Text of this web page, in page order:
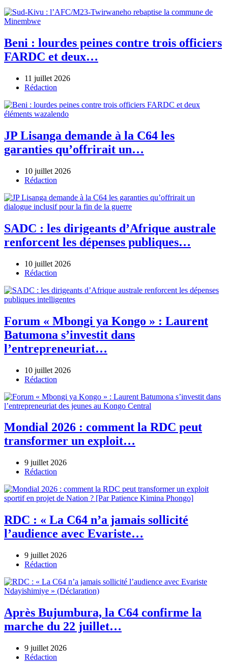
Beni : lourdes peines contre trois officiers
FARDC et deux…
11 juillet 2026
Author
Rédaction
JP Lisanga demande à la C64 les
garanties qu’offrirait un…
10 juillet 2026
Author
Rédaction
SADC : les dirigeants d’Afrique australe
renforcent les dépenses publiques…
10 juillet 2026
Author
Rédaction
Forum « Mbongi ya Kongo » : Laurent
Batumona s’investit dans
l’entrepreneuriat…
10 juillet 2026
Author
Rédaction
Mondial 2026 : comment la RDC peut
transformer un exploit…
9 juillet 2026
Author
Rédaction
RDC : « La C64 n’a jamais sollicité
l’audience avec Evariste…
9 juillet 2026
Author
Rédaction
Après Bujumbura, la C64 confirme la
marche du 22 juillet…
9 juillet 2026
Author
Rédaction